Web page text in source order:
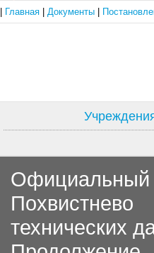
Главная Документы
технических